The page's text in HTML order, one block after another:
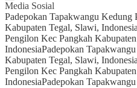
Media Sosial
Padepokan Tapakwangu Kedung
Kabupaten Tegal, Slawi, Indonesia
Pengilon Kec Pangkah
IndonesiaPadepokan
Kabupaten Tegal, Slawi, Indonesia
Pengilon Kec Pangkah
IndonesiaPadepokan